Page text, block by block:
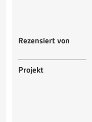
Rezensiert von
Projekt